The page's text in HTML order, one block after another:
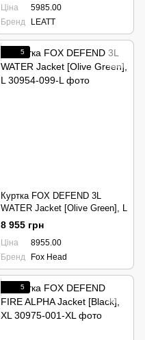
Ціна
5985.00
Бренд
LEATT
5
Куртка FOX DEFEND 3L
WATER Jacket [Olive Green], L
8 955 грн
Ціна
8955.00
Бренд
Fox Head
5